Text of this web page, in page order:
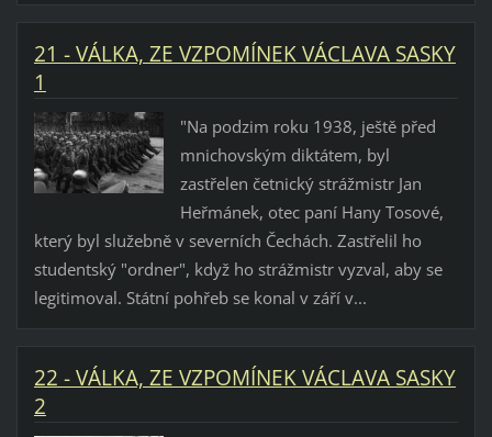
21 - VÁLKA, ZE VZPOMÍNEK VÁCLAVA SASKY
1
"Na podzim roku 1938, ještě před
mnichovským diktátem, byl
zastřelen četnický strážmistr Jan
Heřmánek, otec paní Hany Tosové,
který byl služebně v severních Čechách. Zastřelil ho
studentský "ordner", když ho strážmistr vyzval, aby se
legitimoval. Státní pohřeb se konal v září v...
22 - VÁLKA, ZE VZPOMÍNEK VÁCLAVA SASKY
2